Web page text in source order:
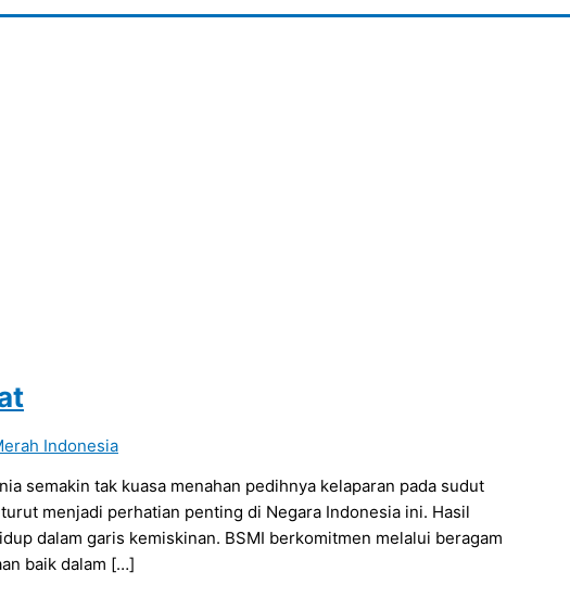
Indonesia
semakin tak kuasa menahan pedihnya kelaparan pada sudut
menjadi perhatian penting di Negara Indonesia ini. Hasil
dalam garis kemiskinan. BSMI berkomitmen melalui beragam
baik dalam […]